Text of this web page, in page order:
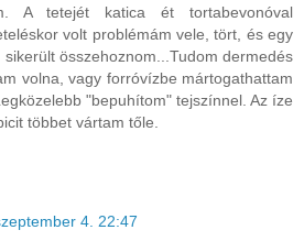
A tetejét katica ét tortabevonóval
volt problémám vele, tört, és egy
összehoznom...Tudom dermedés
volna, vagy forróvízbe mártogathattam
"bepuhítom" tejszínnel. Az íze
többet vártam tőle.
4. 22:47